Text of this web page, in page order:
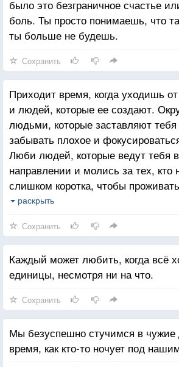
было это безграничное счастье
боль. Ты просто понимаешь, что
ты больше не будешь.
Сохранить
Приходит время, когда уходишь
и людей, которые ее создают.
людьми, которые заставляют
забывать плохое и
Люби людей, которые ведут тебя
направлении и молись за тех, кто
слишком коротка, чтобы
Падение - это часть жизни, но
раскрыть
Сохранить
Каждый может любить, когда всё
единицы, несмотря ни на что.
Сохранить
Мы безуспешно стучимся в чужие
время, как кто-то ночует под